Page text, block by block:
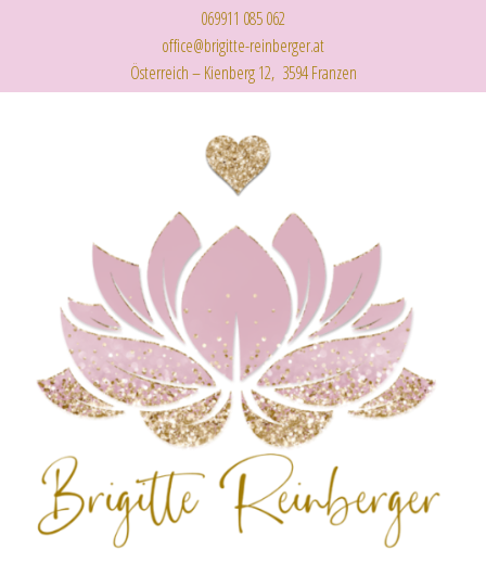
069911 085 062
office@brigitte-reinberger.at
Österreich – Kienberg 12, 3594 Franzen